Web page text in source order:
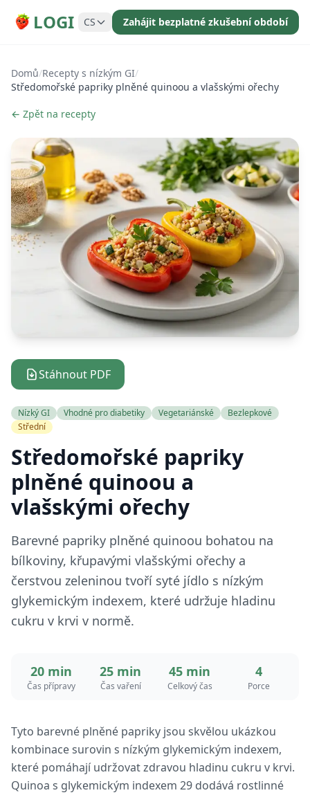
LOGI CS Zahájit bezplatné zkušební období
Domů/Recepty s nízkým GI/
Středomořské papriky plněné quinoou a vlašskými ořechy
← Zpět na recepty
Stáhnout PDF
Nízký GI Vhodné pro diabetiky Vegetariánské
Bezlepkové
Střední
Středomořské papriky
plněné quinoou a
vlašskými ořechy
Barevné papriky plněné quinoou bohatou na
bílkoviny, křupavými vlašskými ořechy a
čerstvou zeleninou tvoří syté jídlo s nízkým
glykemickým indexem, které udržuje hladinu
cukru v krvi v normě.
20 min
Čas přípravy
25 min
Čas vaření
45 min
Celkový čas
4
Porce
Tyto barevné plněné papriky jsou skvělou ukázkou
kombinace surovin s nízkým glykemickým indexem,
které pomáhají udržovat zdravou hladinu cukru v krvi.
Quinoa s glykemickým indexem 29 dodává rostlinné